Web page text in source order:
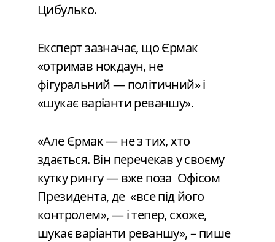
Цибулько.
Експерт зазначає, що Єрмак
«отримав нокдаун, не
фігуральний — політичний» і
«шукає варіанти реваншу».
«Але Єрмак — не з тих, хто
здається. Він перечекав у своєму
кутку рингу — вже поза Офісом
Президента, де «все під його
контролем», — і тепер, схоже,
шукає варіанти реваншу», – пише